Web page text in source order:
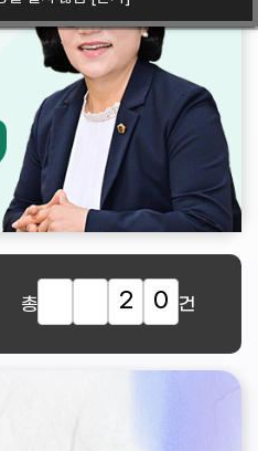
총 2 0 건